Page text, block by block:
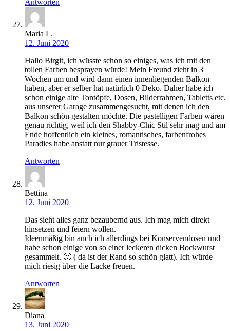
Antworten
Maria L.
12. Juni 2020
Hallo Birgit, ich wüsste schon so einiges, was ich mit den
tollen Farben besprayen würde! Mein Freund zieht in 3
Wochen um und wird dann einen innenliegenden Balkon
haben, aber er selber hat natürlich 0 Deko. Daher habe ich
schon einige alte Tontöpfe, Dosen, Bilderrahmen, Tabletts etc.
aus unserer Garage zusammengesucht, mit denen ich den
Balkon schön gestalten möchte. Die pastelligen Farben wären
genau richtig, weil ich den Shabby-Chic Stil sehr mag und am
Ende hoffentlich ein kleines, romantisches, farbenfrohes
Paradies habe anstatt nur grauer Tristesse.
Antworten
Bettina
12. Juni 2020
Das sieht alles ganz bezaubernd aus. Ich mag mich direkt
hinsetzen und feiern wollen.
Ideenmäßig bin auch ich allerdings bei Konservendosen und
habe schon einige von so einer leckeren dicken Bockwurst
gesammelt. 🙂 ( da ist der Rand so schön glatt). Ich würde
mich riesig über die Lacke freuen.
Antworten
Diana
13. Juni 2020